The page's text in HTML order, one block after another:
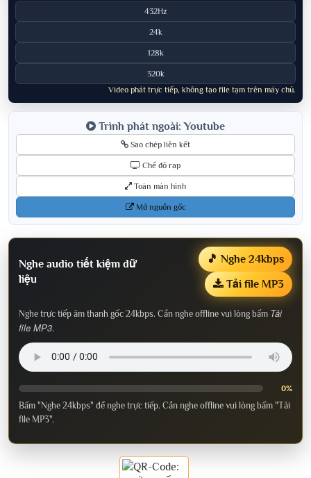
432Hz
24k
128k
320k
Video phát trực tiếp, không tạo file tạm trên máy chủ.
Trình phát ngoài: Youtube
Sao chép liên kết
Chế độ rạp
Toàn màn hình
Mở nguồn gốc
Nghe audio tiết kiệm dữ
liệu
🎵 Nghe 24kbps
Tải file MP3
Nghe trực tiếp âm thanh gốc 24kbps. Cần nghe offline vui lòng bấm Tải
file MP3.
0%
Bấm "Nghe 24kbps" để nghe trực tiếp. Cần nghe offline vui lòng bấm "Tải
file MP3".